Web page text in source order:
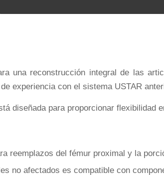
una reconstrucción integral de las
experiencia con el sistema USTAR
diseñada para proporcionar
reemplazos del fémur proximal y la
no afectados es compatible con